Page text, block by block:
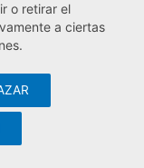
y del Trabajo
o retirar el
a ciertas